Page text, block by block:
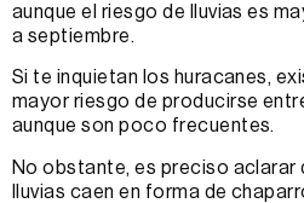
aunque el riesgo de lluvias es
a septiembre.
Si te inquietan los huracanes,
mayor riesgo de producirse
aunque son poco frecuentes.
No obstante, es preciso aclarar
lluvias caen en forma de